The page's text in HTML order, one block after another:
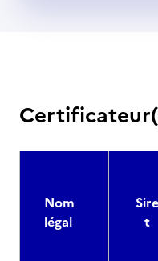
Nom
légal
Sire
t